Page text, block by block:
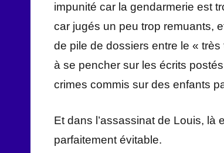
impunité car la gendarmerie est
car jugés un peu trop remuants,
de pile de dossiers entre le «
à se pencher sur les écrits
crimes commis sur des enfants
Et dans l’assassinat de Louis, là
parfaitement évitable.